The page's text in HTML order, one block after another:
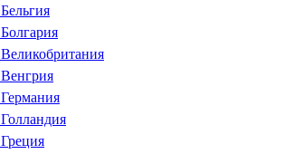
Бельгия
Болгария
Великобритания
Венгрия
Германия
Голландия
Греция